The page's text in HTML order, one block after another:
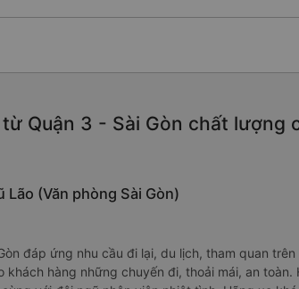
Quận 3 - Sài Gòn chất lượng
Lão (Văn phòng Sài Gòn)
đáp ứng nhu cầu đi lại, du lịch, tham quan
hàng những chuyến đi, thoải mái, an